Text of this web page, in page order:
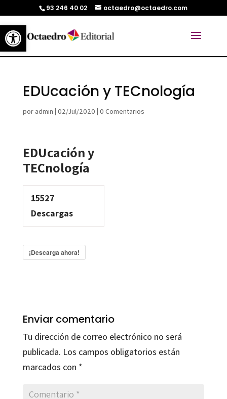
Abrir barra de herramientas
93 246 40 02 octaedro@octaedro.com
EDUcación y TECnología
por admin | 02/Jul/2020 | 0 Comentarios
EDUcación y
TECnología
15527
Descargas
¡Descarga ahora!
Enviar comentario
Tu dirección de correo electrónico no será
publicada. Los campos obligatorios están
marcados con *